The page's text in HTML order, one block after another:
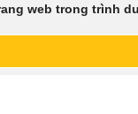
web trong trình